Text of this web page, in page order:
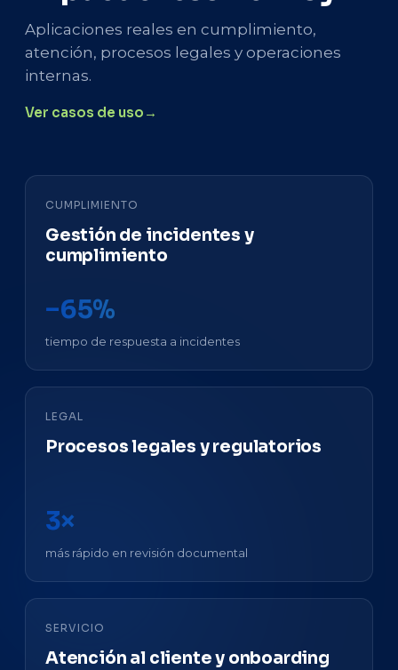
Aplicaciones reales en cumplimiento,
atención, procesos legales y operaciones
internas.
Ver casos de uso
CUMPLIMIENTO
Gestión de incidentes y
cumplimiento
−65%
tiempo de respuesta a incidentes
LEGAL
Procesos legales y regulatorios
3×
más rápido en revisión documental
SERVICIO
Atención al cliente y onboarding